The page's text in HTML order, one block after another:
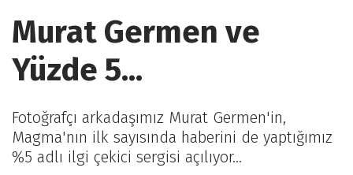
Murat Germen ve
Yüzde 5...
Fotoğrafçı arkadaşımız Murat Germen'in,
Magma'nın ilk sayısında haberini de yaptığımız
%5 adlı ilgi çekici sergisi açılıyor...